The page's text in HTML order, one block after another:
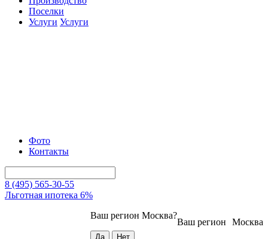
Поселки
Услуги Услуги
Фото
Контакты
8 (495) 565-30-55
Льготная ипотека 6%
Москва
Ваш регион
Ваш регион Москва?